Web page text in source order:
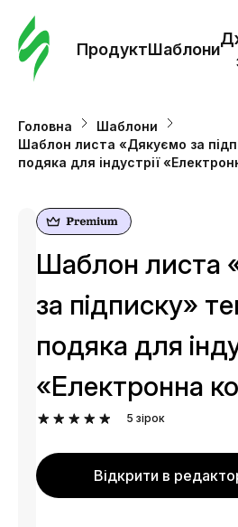
ПродуктШаблони
Головна
Шаблони
Шаблон листа «Дякуємо за
подяка для індустрії
Шаблон листа
за підписку»
подяка для
«Електронна
5 зірок
Відкрити в